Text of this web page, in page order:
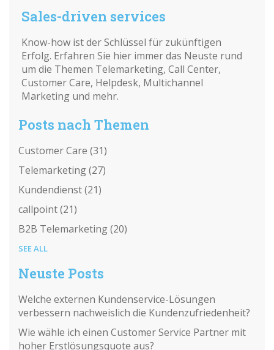
Sales-driven services
Know-how ist der Schlüssel für zukünftigen
Erfolg. Erfahren Sie hier immer das Neuste rund
um die Themen Telemarketing, Call Center,
Customer Care, Helpdesk, Multichannel
Marketing und mehr.
Posts nach Themen
Customer Care (31)
Telemarketing(27)
Kundendienst(21)
callpoint(21)
B2B Telemarketing(20)
SEE ALL
Neuste Posts
Welche externen Kundenservice-Lösungen
verbessern nachweislich die Kundenzufriedenheit?
Wie wähle ich einen Customer Service Partner mit
hoher Erstlösungsquote aus?